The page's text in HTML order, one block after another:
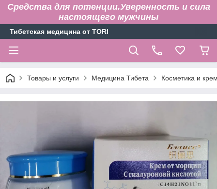
Средства для потенции.Уверенность и сила
настоящего мужчины
Тибетская медицина от TORI
Товары и услуги Медицина Тибета Косметика и